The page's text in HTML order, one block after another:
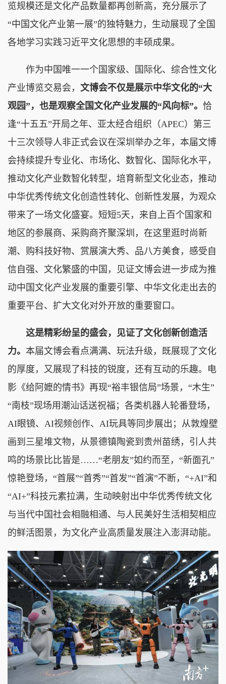
览规模还是文化产品数量都再创新高，充分展示了
“中国文化产业第一展”的独特魅力，生动展现了全国
各地学习实践习近平文化思想的丰硕成果。
作为中国唯一一个国家级、国际化、综合性文化
产业博览交易会， 文博会不仅是展示中华文化的“大
观园”，也是观察全国文化产业发展的“风向标”。 恰
逢“十五五”开局之年、亚太经合组织（APEC）第三
十三次领导人非正式会议在深圳举办之年，本届文博
会持续提升专业化、市场化、数智化、国际化水平，
推动文化产业数智化转型，培育新型文化业态，推动
中华优秀传统文化创造性转化、创新性发展，为观众
带来了一场文化盛宴。短短5天，来自上百个国家和
地区的参展商、采购商齐聚深圳，在这里逛时尚新
潮、购科技好物、赏展演大秀、品八方美食，感受自
信自强、文化繁盛的中国，见证文博会进一步成为推
动中国文化产业发展的重要引擎、中华文化走出去的
重要平台、扩大文化对外开放的重要窗口。
这是精彩纷呈的盛会，见证了文化创新创造活
力。 本届文博会看点满满、玩法升级，既展现了文化
的厚度，又展现了科技的锐度，还有互动的乐趣。电
影《给阿嬷的情书》再现“裕丰银信局”场景，“木生”
“南枝”现场用潮汕话送祝福；各类机器人轮番登场，
AI眼镜、AI视频创作、AI玩具等同步展出；从敦煌壁
画到三星堆文物，从景德镇陶瓷到贵州苗绣，引人共
鸣的场景比比皆是……“老朋友”如约而至，“新面孔”
惊艳登场，“首展”“首秀”“首发”“首演”不断，“+AI”和
“AI+”科技元素拉满，生动映射出中华优秀传统文化
与当代中国社会相融相通、与人民美好生活相契相应
的鲜活图景，为文化产业高质量发展注入澎湃动能。